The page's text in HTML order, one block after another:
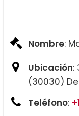
Nombre:
Ubicación:
(30030)
Teléfono: